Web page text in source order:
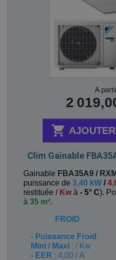
A
2

Clim Gainable
Gainable FBA35A9 /
puissance de 3,40 kW /
restituée / Kwà - 5° C). P
à 35 m².
FROID
- Puissance Froid
Mini / Maxi : / Kw
- EER : 4,00 / A